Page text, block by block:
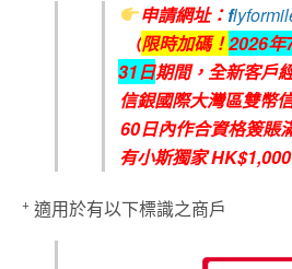
申請網址：f
（限時加碼！2026年
31日期間，全新客戶
信銀國際大灣區雙幣
60日內作合資格簽賬
有小斯獨家HK$1,000
+ 適用於有以下標識之商戶